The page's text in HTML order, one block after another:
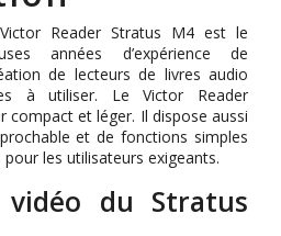
Reader Stratus M4 est le
années d’expérience de
de lecteurs de livres audio
à utiliser. Le Victor Reader
compact et léger. Il dispose aussi
et de fonctions simples
les utilisateurs exigeants.
vidéo du Stratus